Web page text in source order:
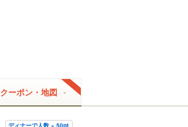
クーポン・地図
ディナーで人数 × 50pt